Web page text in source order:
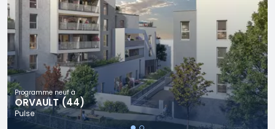
Programme neuf à
ORVAULT (44)
Pulse